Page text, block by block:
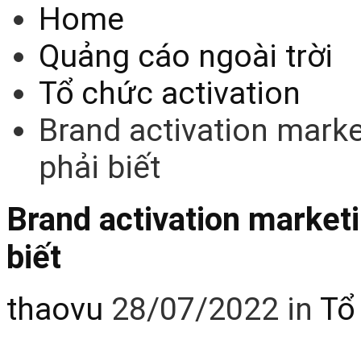
Home
Quảng cáo ngoài trời
Tổ chức activation
Brand activation
phải biết
Brand activation
biết
thaovu 28/07/2022 in